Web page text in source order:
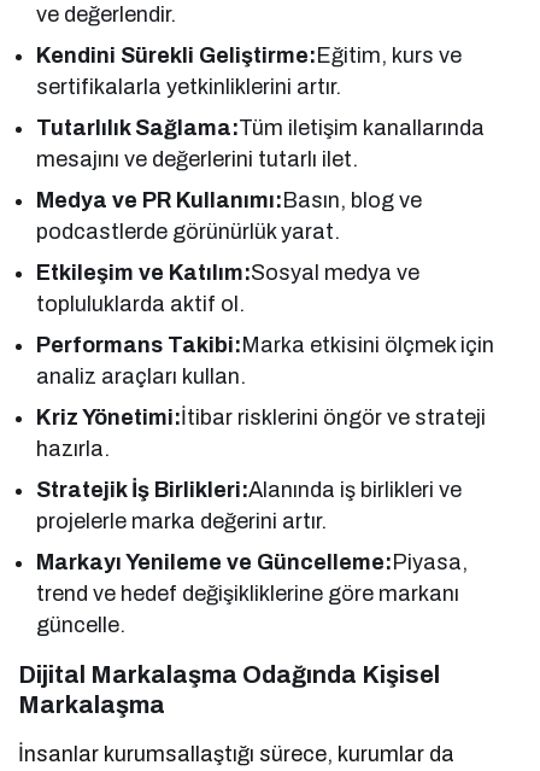
ve değerlendir.
Kendini Sürekli Geliştirme:Eğitim, kurs ve
sertifikalarla yetkinliklerini artır.
Tutarlılık Sağlama:Tüm iletişim kanallarında
mesajını ve değerlerini tutarlı ilet.
Medya ve PR Kullanımı:Basın, blog ve
podcastlerde görünürlük yarat.
Etkileşim ve Katılım:Sosyal medya ve
topluluklarda aktif ol.
Performans Takibi:Marka etkisini ölçmek için
analiz araçları kullan.
Kriz Yönetimi:İtibar risklerini öngör ve strateji
hazırla.
Stratejik İş Birlikleri:Alanında iş birlikleri ve
projelerle marka değerini artır.
Markayı Yenileme ve Güncelleme:Piyasa,
trend ve hedef değişikliklerine göre markanı
güncelle.
Dijital Markalaşma Odağında Kişisel
Markalaşma
İnsanlar kurumsallaştığı sürece, kurumlar da